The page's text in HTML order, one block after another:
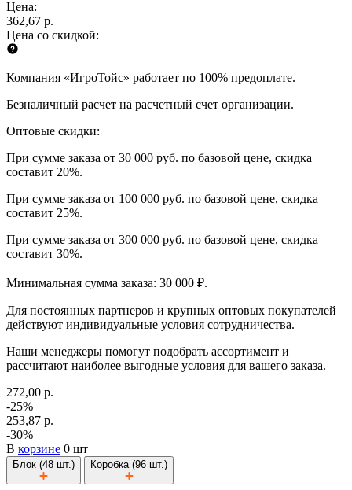
Цена:
362,67 р.
Цена со скидкой:
Компания «ИгроТойс» работает по 100% предоплате.
Безналичный расчет на расчетный счет организации.
Оптовые скидки:
При сумме заказа от 30 000 руб. по базовой цене, скидка
составит 20%.
При сумме заказа от 100 000 руб. по базовой цене, скидка
составит 25%.
При сумме заказа от 300 000 руб. по базовой цене, скидка
составит 30%.
Минимальная сумма заказа: 30 000 ₽.
Для постоянных партнеров и крупных оптовых покупателей
действуют индивидуальные условия сотрудничества.
Наши менеджеры помогут подобрать ассортимент и
рассчитают наиболее выгодные условия для вашего заказа.
272,00 р.
-25%
253,87 р.
-30%
В корзине 0 шт
Блок (48 шт.) Коробка (96 шт.)